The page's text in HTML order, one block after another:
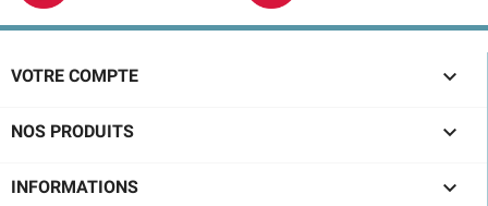
VOTRE COMPTE 
NOS PRODUITS 
INFORMATIONS 